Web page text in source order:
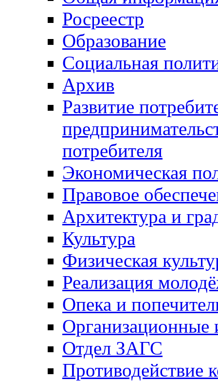
Росреестр
Образование
Социальная
Архив
Развитие
потребителя
Экономическая
Правовое
Архитектура и
Культура
Физическая
Реализация
Опека и
Отдел ЗАГС
Противодействие